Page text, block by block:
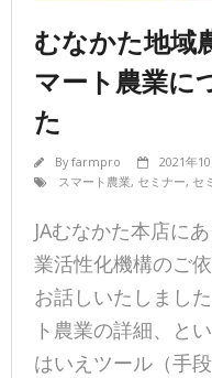
むなかた地域
マート農業に
た
Byfarmpro 2021年
スマート農業, セミナー, セ
JAむなかた本店に
業活性化機構のご
お話しいたしまし
ト農業の詳細、と
はいえツール（手